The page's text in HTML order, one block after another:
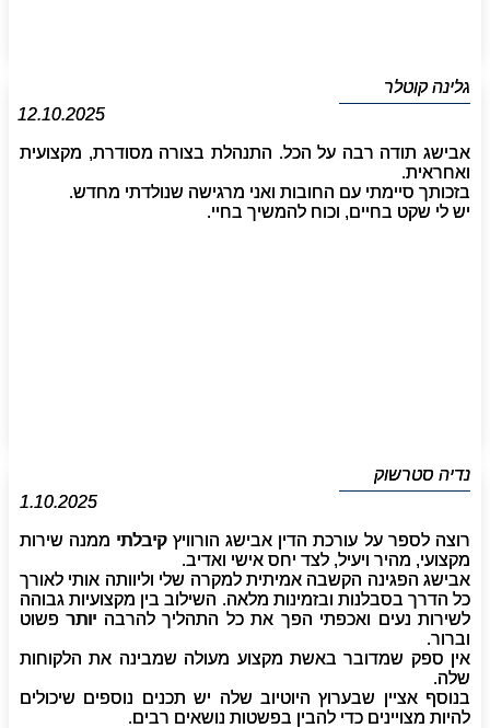
אבישג תודה רבה על הכל. התנהלת בצורה מסודרת, מקצועית
ואחראית.
בזכותך סיימתי עם החובות ואני מרגישה שנולדתי מחדש.
יש לי שקט בחיים, וכוח להמשיך בחיי.
גלינה קוטלר
12.10.2025
רוצה לספר על עורכת הדין אבישג הורוויץ קיבלתי ממנה שירות
מקצועי, מהיר ויעיל, לצד יחס אישי ואדיב.
אבישג הפגינה הקשבה אמיתית למקרה שלי וליוותה אותי לאורך
כל הדרך בסבלנות ובזמינות מלאה. השילוב בין מקצועיות גבוהה
לשירות נעים ואכפתי הפך את כל התהליך להרבה יותר פשוט
וברור.
אין ספק שמדובר באשת מקצוע מעולה שמבינה את הלקוחות
שלה.
בנוסף אציין שבערוץ היוטיוב שלה יש תכנים נוספים שיכולים
להיות מצויינים כדי להבין בפשטות נושאים רבים.
נדיה סטרשוק
1.10.2025